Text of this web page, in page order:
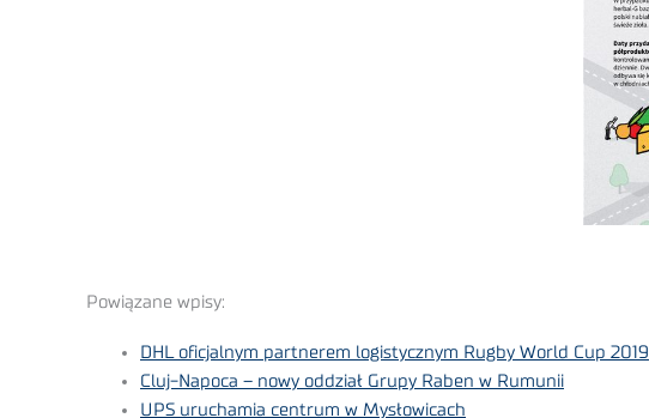
Powiązane wpisy:
DHL oficjalnym partnerem logistycznym Rugby World Cup 2019
Cluj-Napoca – nowy oddział Grupy Raben w Rumunii
UPS uruchamia centrum w Mysłowicach